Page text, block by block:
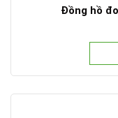
Đồng hồ